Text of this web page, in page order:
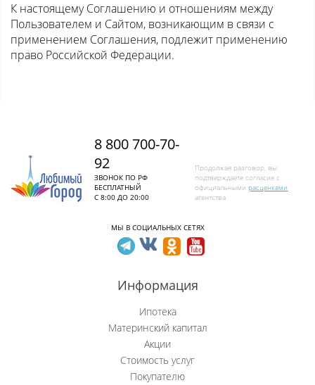
К настоящему Соглашению и отношениям между
Пользователем и Сайтом, возникающим в связи с
применением Соглашения, подлежит применению
право Российской Федерации.
8 800 700-70-
92
ЗВОНОК ПО РФ
БЕСПЛАТНЫЙ
С 8:00 ДО 20:00
Продолжая разговор, вы
подтверждаете согласие с
официальнымирасценками
агентства.
МЫ В СОЦИАЛЬНЫХ СЕТЯХ
Информация
Ипотека
Материнский капитал
Акции
Стоимость услуг
Покупателю